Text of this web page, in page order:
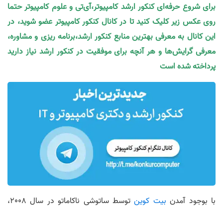
برای شروع حرفه‌ای کنکور ارشد کامپیوتر،آی‌تی و علوم کامپیوتر حتما
روی عکس زیر کلیک کنید تا در کانال کنکور کامپیوتر عضو شوید، در
این کانال به معرفی بهترین منابع کنکور ارشد،برنامه ریزی و مشاوره،
معرفی گرایش‌ها و هر آنچه برای موفقیت در کنکور ارشد نیاز دارید
پرداخته شده است
با بوجود آمدن بیت کوین
توسط ساتوشی ناکاماتو در سال 2008،